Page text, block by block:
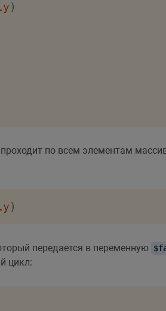
)
по всем элементам
)
передается в переменную
цикл: